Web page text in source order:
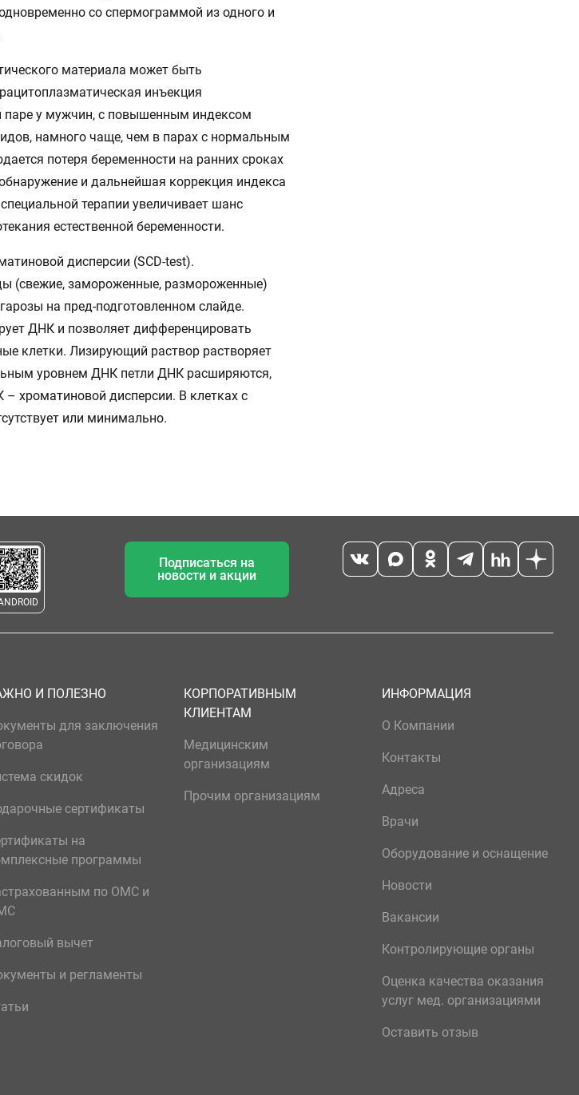
со спермограммой из одного и
материала может быть
инъекция
паре у мужчин, с повышенным индексом
намного чаще, чем в парах с нормальным
потеря беременности на ранних сроках
и дальнейшая коррекция индекса
терапии увеличивает шанс
естественной беременности.
дисперсии (SCD-test).
(свежие, замороженные, размороженные)
на пред-подготовленном слайде.
ДНК и позволяет дифференцировать
клетки. Лизирующий раствор растворяет
уровнем ДНК петли ДНК расширяются,
хроматиновой дисперсии. В клетках с
или минимально.
Подписаться на
новости и акции
И ПОЛЕЗНО
для заключения
скидок
сертификаты
на
программы
по ОМС и
вычет
и регламенты
КОРПОРАТИВНЫМ
КЛИЕНТАМ
Медицинским
организациям
Прочим организациям
ИНФОРМАЦИЯ
О Компании
Контакты
Адреса
Врачи
Оборудование и оснащение
Новости
Вакансии
Контролирующие органы
Оценка качества оказания
услуг мед. организациями
Оставить отзыв